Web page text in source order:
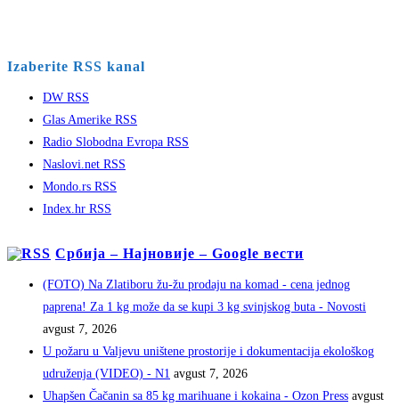
Izaberite RSS kanal
DW RSS
Glas Amerike RSS
Radio Slobodna Evropa RSS
Naslovi.net RSS
Mondo.rs RSS
Index.hr RSS
Србија – Најновије – Google вести
(FOTO) Na Zlatiboru žu-žu prodaju na komad - cena jednog
paprena! Za 1 kg može da se kupi 3 kg svinjskog buta - Novosti
avgust 7, 2026
U požaru u Valjevu uništene prostorije i dokumentacija ekološkog
udruženja (VIDEO) - N1 avgust 7, 2026
Uhapšen Čačanin sa 85 kg marihuane i kokaina - Ozon Press avgust